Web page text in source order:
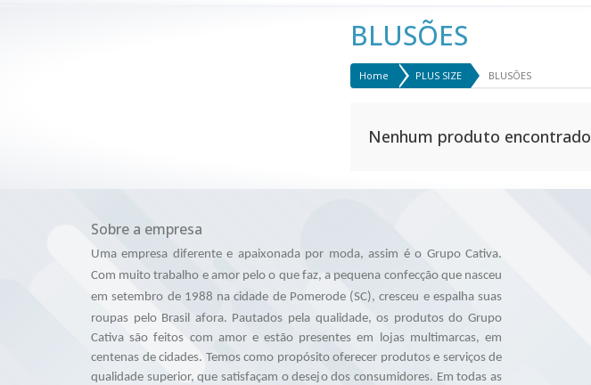
BLUSÕES
Home PLUS SIZE BLUSÕES
Nenhum produto encontrado
Sobre a empresa
Uma empresa diferente e apaixonada por moda, assim é o Grupo Cativa.
Com muito trabalho e amor pelo o que faz, a pequena confecção que nasceu
em setembro de 1988 na cidade de Pomerode (SC), cresceu e espalha suas
roupas pelo Brasil afora. Pautados pela qualidade, os produtos do Grupo
Cativa são feitos com amor e estão presentes em lojas multimarcas, em
centenas de cidades. Temos como propósito oferecer produtos e serviços de
qualidade superior, que satisfaçam o desejo dos consumidores. Em todas as